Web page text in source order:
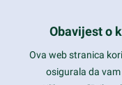
Latest trends and
Obavijest o
Ova web stranica
osigurala da